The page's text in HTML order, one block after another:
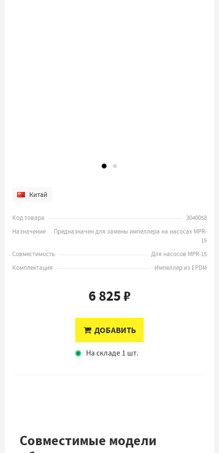
Китай
Код товара
3040058
Назначение
Предназначен для замены импеллера на насосах MPR-
15
Совместимость
Для насосов MPR-15
Комплектация
Импеллер из EPDM
6 825 ₽
ДОБАВИТЬ
На складе 1 шт.
Совместимые модели